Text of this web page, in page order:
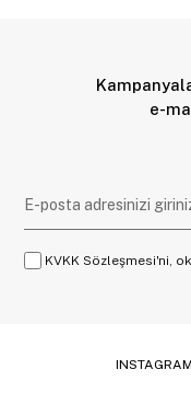
e-
KVKK Sözleşmesi'ni,
INSTAGRAM